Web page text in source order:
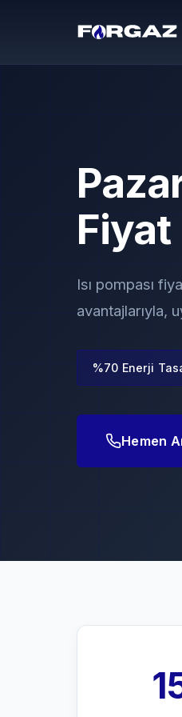
Fiyat
Isı pompası
avantajlarıyla,
%70 Enerji
Hemen